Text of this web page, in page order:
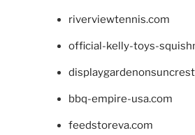
riverviewtennis.com
official-kelly-toys-
bbq-empire-usa.com
feedstoreva.com